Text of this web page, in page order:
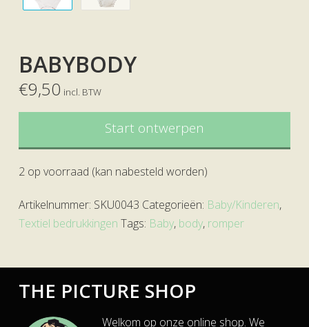
BABYBODY
€9,50 incl. BTW
Start ontwerpen
2 op voorraad (kan nabesteld worden)
Artikelnummer: SKU0043 Categorieën: Baby/Kinderen,
Textiel bedrukkingen Tags: Baby, body, romper
THE PICTURE SHOP
Welkom op onze online shop. We